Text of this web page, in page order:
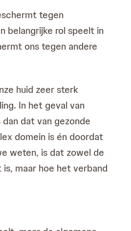
tegen
belangrijke rol speelt in
ons tegen andere
huid zeer sterk
In het geval van
dat van gezonde
domein is én doordat
weten, is dat zowel de
maar hoe het verband